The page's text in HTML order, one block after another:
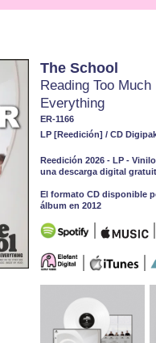
The School
Reading Too
Everything
ER-1166
LP [Reedición] / CD
Reedición 2026 - LP -
una descarga digital
El formato CD disponible
álbum en 2012